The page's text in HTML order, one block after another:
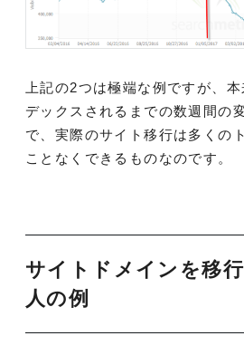
上記の2つは極端な例ですが、
デックスされるまでの数週間の
で、実際のサイト移行は多くの
ことなくできるものなのです。
サイトドメインを移
人の例